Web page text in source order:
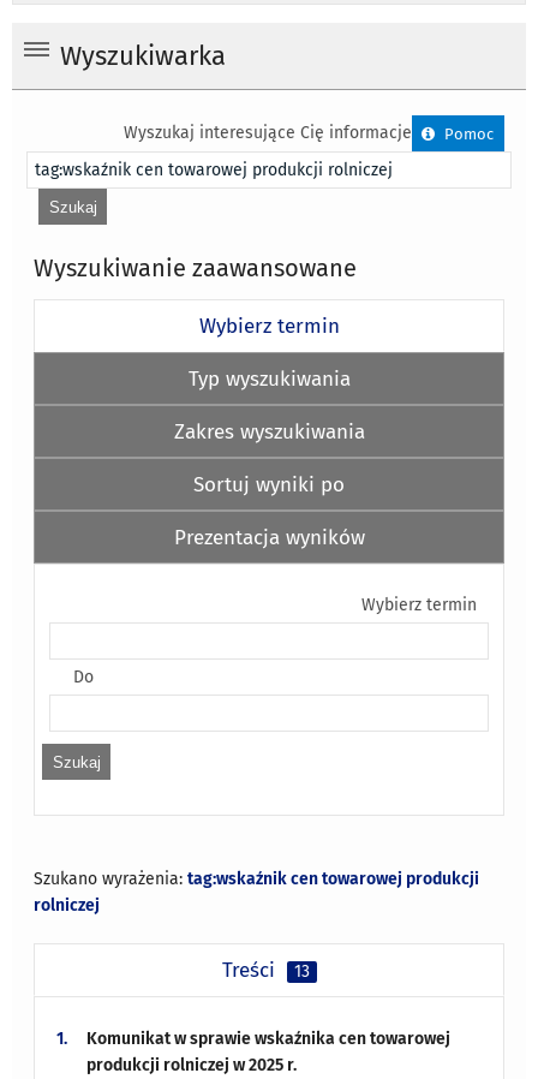
Wyszukiwarka
Pomoc
Wyszukaj interesujące Cię informacje
Wyszukiwanie zaawansowane
Wybierz termin
Typ wyszukiwania
Zakres wyszukiwania
Sortuj wyniki po
Prezentacja wyników
Wybierz termin
Do
Szukano wyrażenia:tag:wskaźnik cen towarowej produkcji
rolniczej
Treści 13
1.
Komunikat w sprawie wskaźnika cen towarowej
produkcji rolniczej w 2025 r.